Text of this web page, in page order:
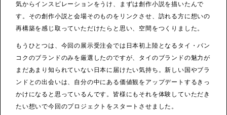
気からインスピレーションをうけ、まずは創作小説を描いたんで
す。その創作小説と会場そのものをリンクさせ、訪れる方に想いの
再構築を感じ取っていただけたらと思い、空間をつくりました。
もうひとつは、今回の展示受注会では日本初上陸となるタイ・バン
コクのブランドのみを厳選したのですが、タイのブランドの魅力が
まだあまり知られていない日本に届けたい気持ち。新しい国やブラ
ンドとの出会いは、自分の中にある価値観をアップデートするきっ
かけになると思っているんです。皆様にもそれを体験していただき
たい想いで今回のプロジェクトをスタートさせました。